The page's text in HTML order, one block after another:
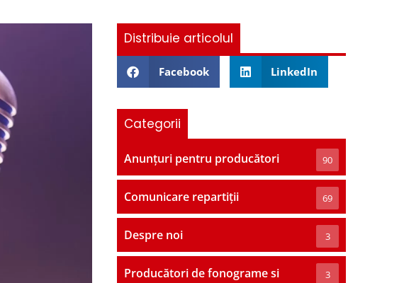
Distribuie articolul
Facebook LinkedIn
Categorii
Anunțuri pentru producători 90
Comunicare repartiții 69
Despre noi 3
Producători de fonograme si
3